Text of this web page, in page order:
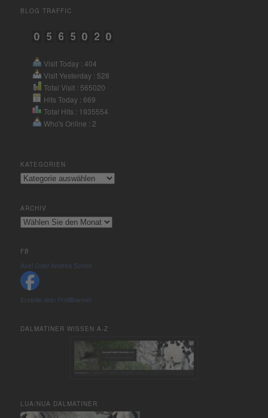
Consent Management Platform
eRecht24
BLOG TRAFFIC
Visit Today : 404
Visit Yesterday : 528
Total Visit : 565020
Hits Today : 669
Total Hits : 1935554
Who's Online : 2
KATEGORIEN
Kategorien
ARCHIV
Archiv
FB
Axel Oder Andrea Schoe
Erstelle dein Profilbanner
DALMATINER WISSEN A-Z
LUA/NUA DALMATINER